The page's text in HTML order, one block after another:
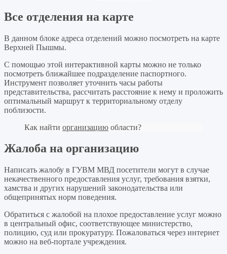
Все отделения на карте
В данном блоке адреса отделений можно посмотреть на карте
Верхней Пышмы.
С помощью этой интерактивной карты можно не только
посмотреть ближайшее подразделение паспортного.
Инструмент позволяет уточнить часы работы
представительства, рассчитать расстояние к нему и проложить
оптимальный маршрут к территориальному отделу
поблизости.
Как найти организацию области?
Жалоба на организацию
Написать жалобу в ГУВМ МВД посетители могут в случае
некачественного предоставления услуг, требования взятки,
хамства и других нарушений законодательства или
общепринятых норм поведения.
Обратиться с жалобой на плохое предоставление услуг можно
в центральный офис, соответствующее министерство,
полицию, суд или прокуратуру. Пожаловаться через интернет
можно на веб-портале учреждения.